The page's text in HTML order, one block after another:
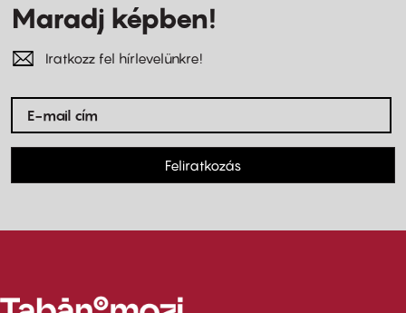
Maradj képben!
Iratkozz fel hírlevelünkre!
Feliratkozás